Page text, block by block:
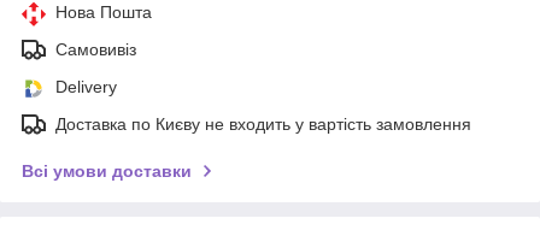
Нова Пошта
Самовивіз
Delivery
Доставка по Києву не входить у вартість замовлення
Всі умови доставки